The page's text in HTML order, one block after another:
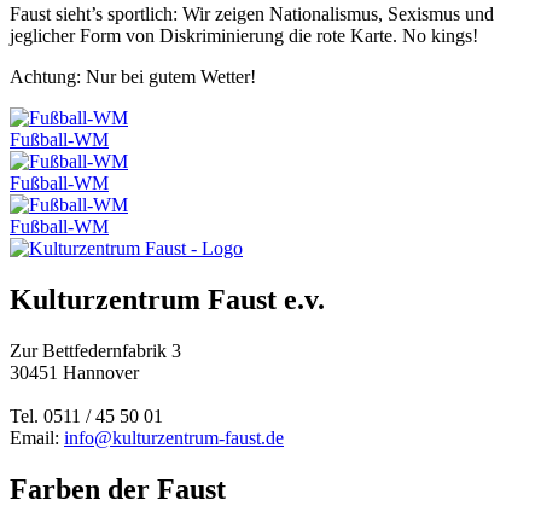
Faust sieht’s sportlich: Wir zeigen Nationalismus, Sexismus und
jeglicher Form von Diskriminierung die rote Karte. No kings!
Achtung: Nur bei gutem Wetter!
Fußball-WM
Fußball-WM
Fußball-WM
Kulturzentrum Faust e.v.
Zur Bettfedernfabrik 3
30451 Hannover
Tel. 0511 / 45 50 01
Email: info@kulturzentrum-faust.de
Farben der Faust